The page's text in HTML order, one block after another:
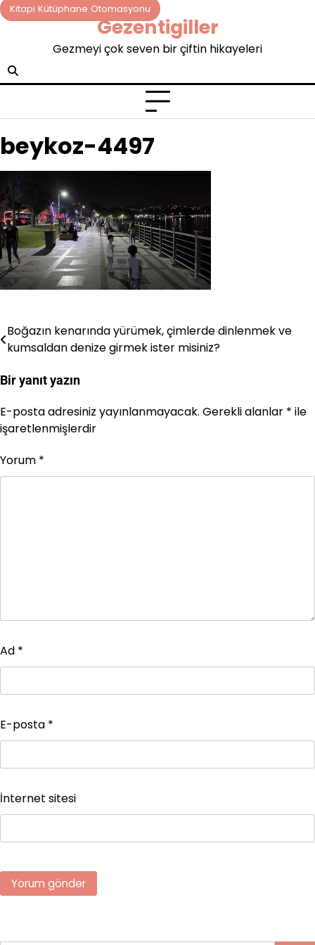
Skip
to
Kitapi Kütüphane Otomasyonu
Gezentigiller
Gezmeyi çok seven bir çiftin hikayeleri
beykoz-4497
Yazı
Boğazın kenarında yürümek, çimlerde dinlenmek ve
kumsaldan denize girmek ister misiniz?
Bir yanıt yazın
E-posta adresiniz yayınlanmayacak. Gerekli alanlar * ile
işaretlenmişlerdir
Yorum *
Ad *
E-posta *
İnternet sitesi